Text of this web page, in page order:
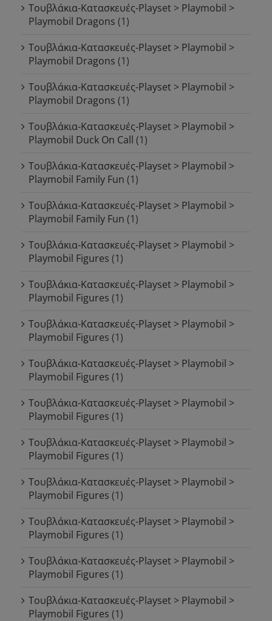
Τουβλάκια-Κατασκευές-Playset > Playmobil >
Playmobil Dragons (1)
Τουβλάκια-Κατασκευές-Playset > Playmobil >
Playmobil Dragons (1)
Τουβλάκια-Κατασκευές-Playset > Playmobil >
Playmobil Dragons (1)
Τουβλάκια-Κατασκευές-Playset > Playmobil >
Playmobil Duck On Call (1)
Τουβλάκια-Κατασκευές-Playset > Playmobil >
Playmobil Family Fun (1)
Τουβλάκια-Κατασκευές-Playset > Playmobil >
Playmobil Family Fun (1)
Τουβλάκια-Κατασκευές-Playset > Playmobil >
Playmobil Figures (1)
Τουβλάκια-Κατασκευές-Playset > Playmobil >
Playmobil Figures (1)
Τουβλάκια-Κατασκευές-Playset > Playmobil >
Playmobil Figures (1)
Τουβλάκια-Κατασκευές-Playset > Playmobil >
Playmobil Figures (1)
Τουβλάκια-Κατασκευές-Playset > Playmobil >
Playmobil Figures (1)
Τουβλάκια-Κατασκευές-Playset > Playmobil >
Playmobil Figures (1)
Τουβλάκια-Κατασκευές-Playset > Playmobil >
Playmobil Figures (1)
Τουβλάκια-Κατασκευές-Playset > Playmobil >
Playmobil Figures (1)
Τουβλάκια-Κατασκευές-Playset > Playmobil >
Playmobil Figures (1)
Τουβλάκια-Κατασκευές-Playset > Playmobil >
Playmobil Figures (1)